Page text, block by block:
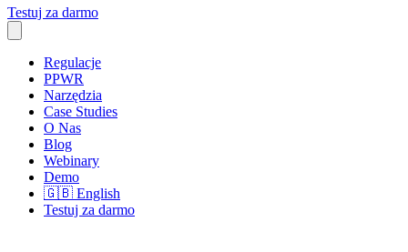
Testuj za darmo
Regulacje
PPWR
Narzędzia
Case Studies
O Nas
Blog
Webinary
Demo
🇬🇧 English
Testuj za darmo